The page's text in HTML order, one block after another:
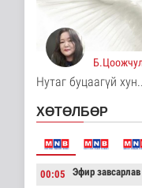
11
Нутаг буцаагүй
ХӨТӨЛБӨР
00:05 Эфир завсарлав